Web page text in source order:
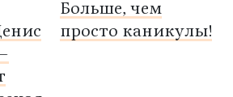
Больше, чем
просто каникулы!